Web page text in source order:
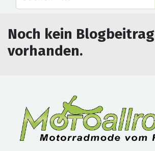
Noch kein Blogbeitrag
vorhanden.